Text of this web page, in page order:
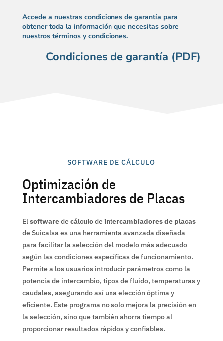
Accede a nuestras condiciones de garantía para
obtener toda la información que necesitas sobre
nuestros términos y condiciones.
Condiciones de garantía (PDF)
SOFTWARE DE CÁLCULO
Optimización de
Intercambiadores de Placas
Elsoftwaredecálculodeintercambiadores de placas
de Suicalsa es una herramienta avanzada diseñada
para facilitar la selección del modelo más adecuado
según las condiciones específicas de funcionamiento.
Permite a los usuarios introducir parámetros como la
potencia de intercambio, tipos de fluido, temperaturas y
caudales, asegurando así una elección óptima y
eficiente. Este programa no solo mejora la precisión en
la selección, sino que también ahorra tiempo al
proporcionar resultados rápidos y confiables.